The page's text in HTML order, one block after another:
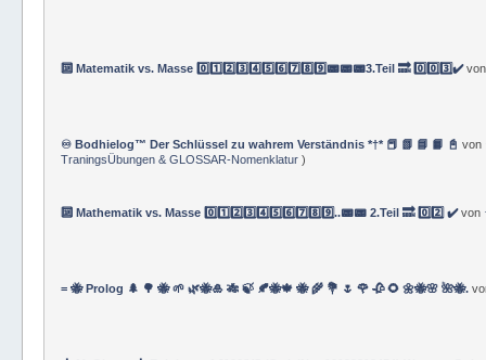
🔟 Matematik vs. Masse 0️⃣1️⃣2️⃣3️⃣4️⃣5️⃣6️⃣7️⃣8️⃣9️⃣📟📟📟3.Teil 🔜 0️⃣0️⃣3️⃣✔️
♾️ Bodhielog™ Der Schlüssel zu wahrem Verständnis *†* 📕 📗 📘 📙 📓von
TraningsÜbungen & GLOSSAR-Nomenklatur)
🔟 Mathematik vs. Masse 0️⃣1️⃣2️⃣3️⃣4️⃣5️⃣6️⃣7️⃣8️⃣9️⃣..📟📟 2.Teil 🔜 0️⃣2️⃣ ✔️von
= 🐝 Prolog 🌲 🌳 🐝 🌱 🌿🐝🎍 🎋 🍃 🍂🐝🍁 🐝 🌾 💐 🌷 🌹 🥀 🌻 🌼🐝🌸 🌺🐝.